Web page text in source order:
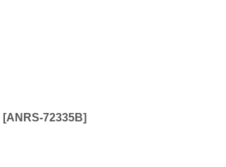
[ANRS-72335B]